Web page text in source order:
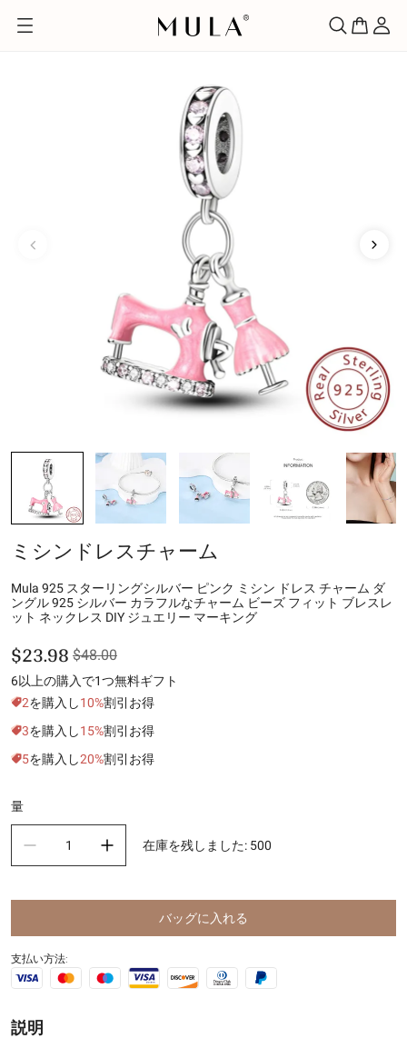
ミシンドレスチャーム
Mula 925 スターリングシルバー ピンク ミシン ドレス チャーム ダ
ングル 925 シルバー カラフルなチャーム ビーズ フィット ブレスレ
ット ネックレス DIY ジュエリー マーキング
$23.98 $48.00
6以上の購入で1つ無料ギフト
2を購入し10%割引お得
3を購入し15%割引お得
5を購入し20%割引お得
量
在庫を残しました: 500
バッグに入れる
支払い方法:
説明